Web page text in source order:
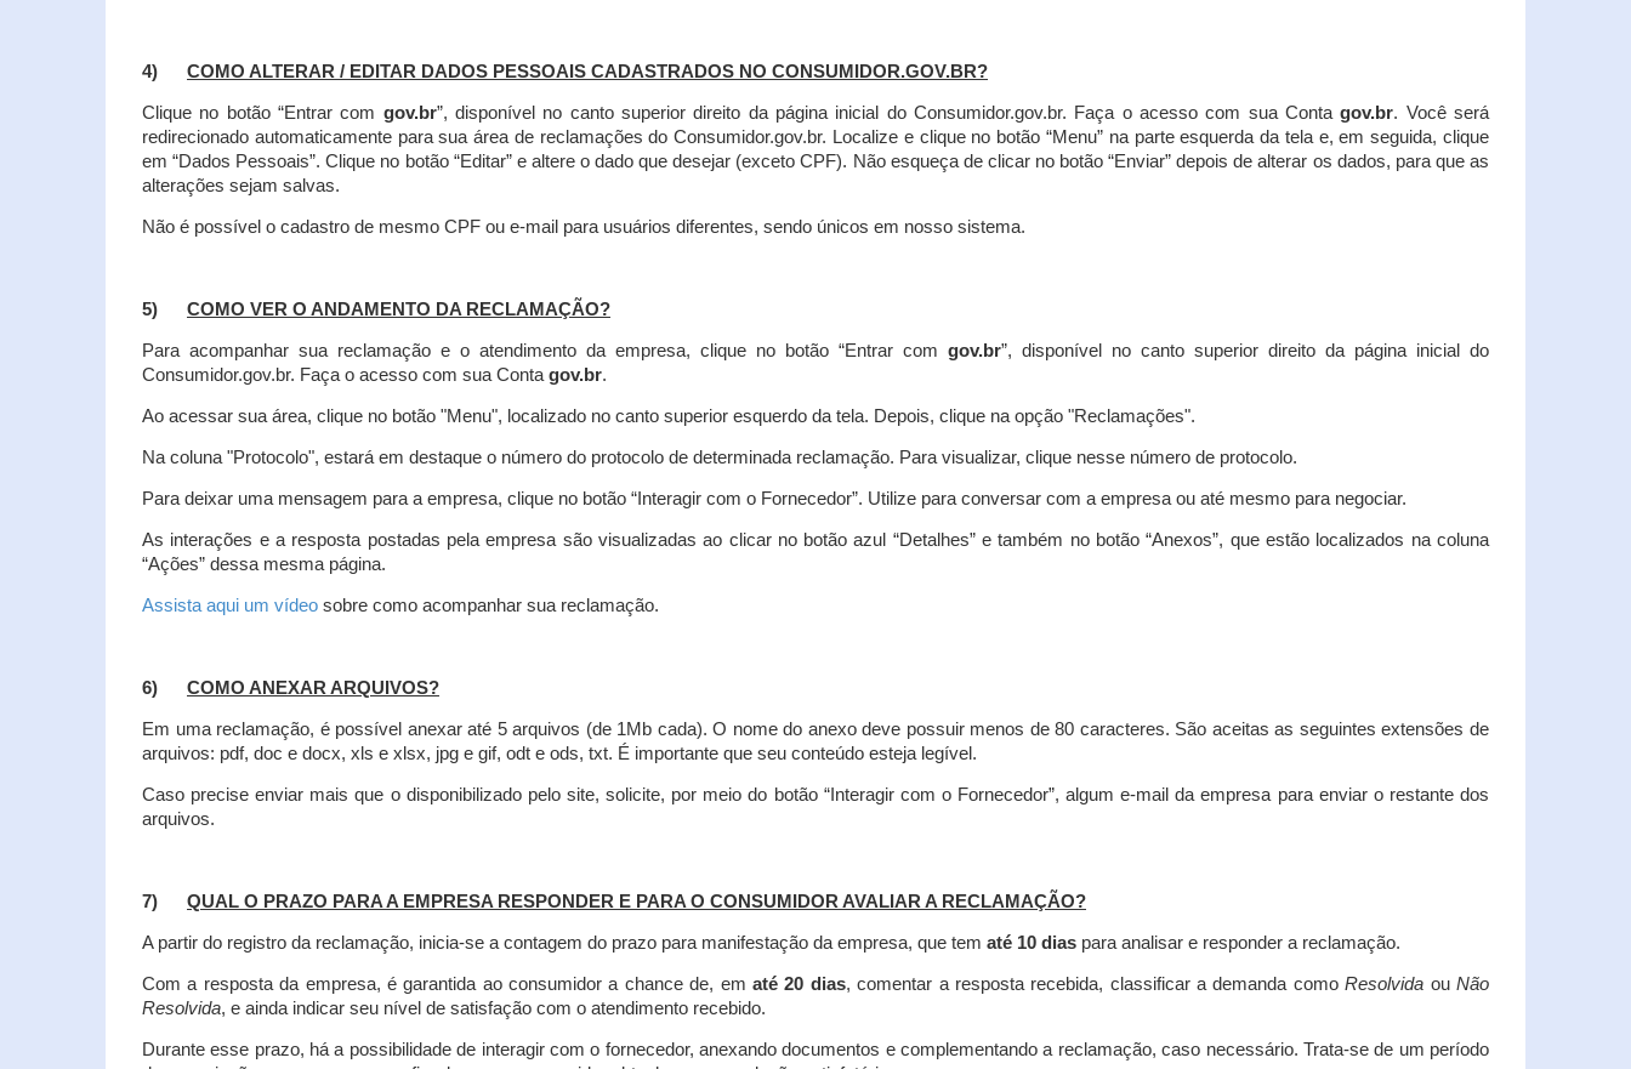
4) COMO ALTERAR / EDITAR DADOS PESSOAIS CADASTRADOS NO CONSUMIDOR.GOV.BR?
Clique no botão “Entrar com gov.br”, disponível no canto superior direito da página inicial do Consumidor.gov.br. Faça o acesso com sua Contagov.br. Você será
redirecionado automaticamente para sua área de reclamações do Consumidor.gov.br. Localize e clique no botão “Menu” na parte esquerda da tela e, em seguida, clique
em “Dados Pessoais”.Clique no botão “Editar” e altere o dado que desejar (exceto CPF). Não esqueça de clicar no botão “Enviar” depois de alterar os dados, para que as
alterações sejam salvas.
Não é possível o cadastro de mesmo CPF ou e-mail para usuários diferentes, sendo únicos em nosso sistema.
5) COMO VER O ANDAMENTO DA RECLAMAÇÃO?
Para acompanhar sua reclamação e o atendimento da empresa, clique no botão “Entrar com gov.br”, disponível no canto superior direito da página inicial do
Consumidor.gov.br. Faça o acesso com sua Conta gov.br.
Ao acessar sua área, clique no botão "Menu", localizado no canto superior esquerdo da tela. Depois, clique na opção "Reclamações".
Na coluna "Protocolo", estará em destaque o número do protocolo de determinada reclamação. Para visualizar, clique nesse número de protocolo.
Para deixar uma mensagem para a empresa, clique no botão “Interagir com o Fornecedor”. Utilize para conversar com a empresa ou até mesmo para negociar.
As interações e a resposta postadas pela empresa são visualizadas ao clicar no botão azul “Detalhes” e também no botão “Anexos”, que estão localizados na coluna
“Ações” dessa mesma página.
Assista aqui um vídeo sobre como acompanhar sua reclamação.
6) COMO ANEXAR ARQUIVOS?
Em uma reclamação, é possível anexar até 5 arquivos (de 1Mb cada). O nome do anexo deve possuir menos de 80 caracteres. São aceitas as seguintes extensões de
arquivos: pdf, doc e docx, xls e xlsx, jpg e gif, odt e ods, txt. É importante que seu conteúdo esteja legível.
Caso precise enviar mais que o disponibilizado pelo site, solicite, por meio do botão “Interagir com o Fornecedor”, algum e-mail da empresa para enviar o restante dos
arquivos.
7) QUAL O PRAZO PARA A EMPRESA RESPONDER E PARA O CONSUMIDOR AVALIAR A RECLAMAÇÃO?
A partir do registro da reclamação, inicia-se a contagem do prazo para manifestação da empresa, que tem até 10 dias para analisar e responder a reclamação.
Com a resposta da empresa, é garantida ao consumidor a chance de, em até 20 dias, comentar a resposta recebida, classificar a demanda comoResolvida ouNão
Resolvida, e ainda indicar seu nível de satisfação com o atendimento recebido.
Durante esse prazo, há a possibilidade de interagir com o fornecedor, anexando documentos e complementando a reclamação, caso necessário. Trata-se de um período